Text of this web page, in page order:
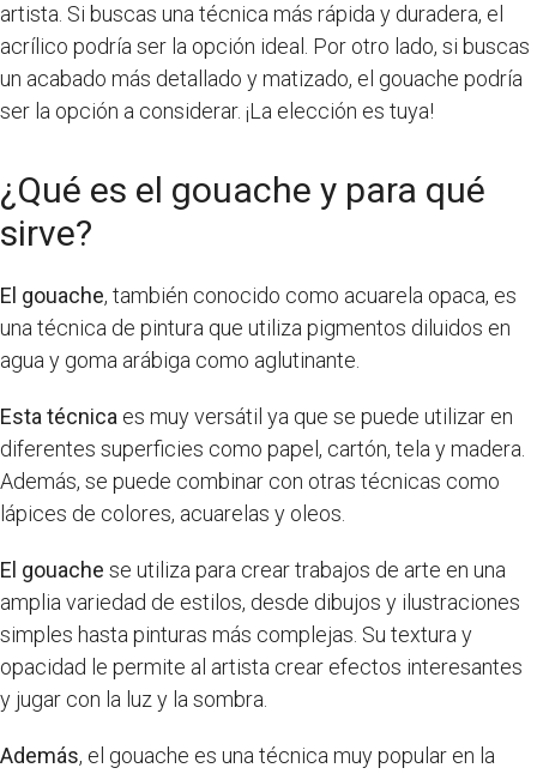
artista. Si buscas una técnica más rápida y duradera, el
acrílico podría ser la opción ideal. Por otro lado, si buscas
un acabado más detallado y matizado, el gouache podría
ser la opción a considerar. ¡La elección es tuya!
¿Qué es el gouache y para qué
sirve?
El gouache, también conocido como acuarela opaca, es
una técnica de pintura que utiliza pigmentos diluidos en
agua y goma arábiga como aglutinante.
Esta técnica es muy versátil ya que se puede utilizar en
diferentes superficies como papel, cartón, tela y madera.
Además, se puede combinar con otras técnicas como
lápices de colores, acuarelas y oleos.
El gouache se utiliza para crear trabajos de arte en una
amplia variedad de estilos, desde dibujos y ilustraciones
simples hasta pinturas más complejas. Su textura y
opacidad le permite al artista crear efectos interesantes
y jugar con la luz y la sombra.
Además, el gouache es una técnica muy popular en la